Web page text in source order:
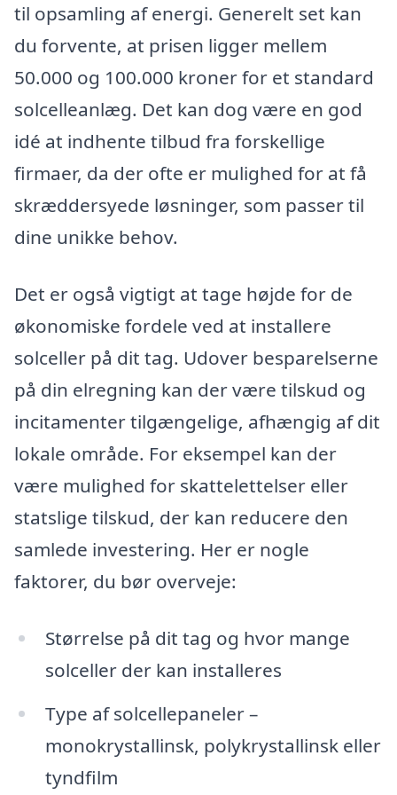
til opsamling af energi. Generelt set kan
du forvente, at prisen ligger mellem
50.000 og 100.000 kroner for et standard
solcelleanlæg. Det kan dog være en god
idé at indhente tilbud fra forskellige
firmaer, da der ofte er mulighed for at få
skræddersyede løsninger, som passer til
dine unikke behov.
Det er også vigtigt at tage højde for de
økonomiske fordele ved at installere
solceller på dit tag. Udover besparelserne
på din elregning kan der være tilskud og
incitamenter tilgængelige, afhængig af dit
lokale område. For eksempel kan der
være mulighed for skattelettelser eller
statslige tilskud, der kan reducere den
samlede investering. Her er nogle
faktorer, du bør overveje:
Størrelse på dit tag og hvor mange
solceller der kan installeres
Type af solcellepaneler –
monokrystallinsk, polykrystallinsk eller
tyndfilm